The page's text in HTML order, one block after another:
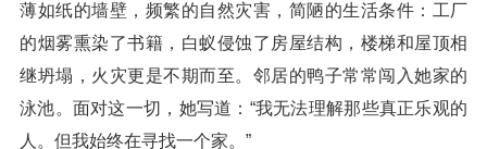
薄如纸的墙壁，频繁的自然灾害，简陋的生活条件：工厂
的烟雾熏染了书籍，白蚁侵蚀了房屋结构，楼梯和屋顶相
继坍塌，火灾更是不期而至。邻居的鸭子常常闯入她家的
泳池。面对这一切，她写道：“我无法理解那些真正乐观的
人。但我始终在寻找一个家。”